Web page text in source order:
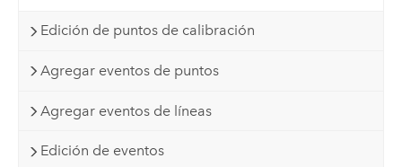
Edición de puntos de calibración
Agregar eventos de puntos
Agregar eventos de líneas
Edición de eventos